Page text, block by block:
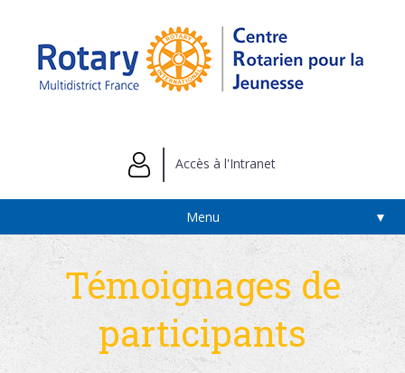
Accès à l'Intranet
Menu ▼
Témoignages de
participants